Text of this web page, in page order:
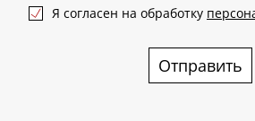
Я согласен на обработку
Отправить